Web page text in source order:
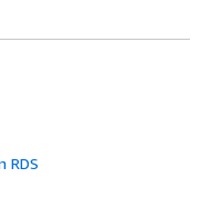
RDS